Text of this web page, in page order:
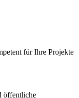
für Ihre Projekte